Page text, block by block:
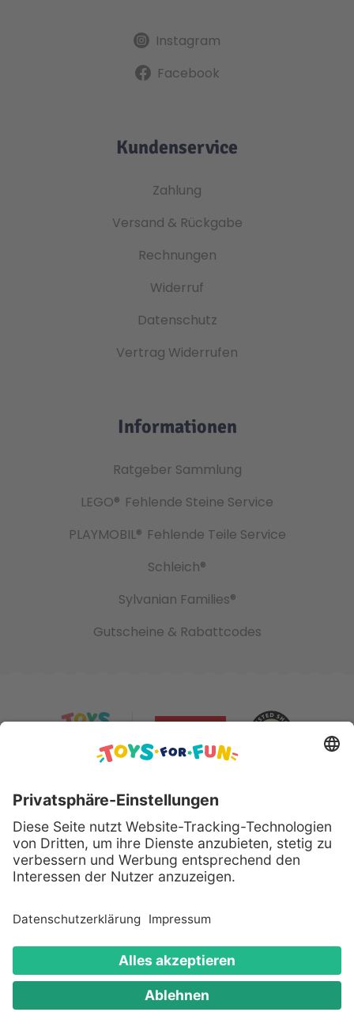
Instagram
Facebook
Kundenservice
Zahlung
Versand & Rückgabe
Rechnungen
Widerruf
Datenschutz
Vertrag Widerrufen
Informationen
Ratgeber Sammlung
LEGO® Fehlende Steine Service
PLAYMOBIL® Fehlende Teile Service
Schleich®
Sylvanian Families®
Gutscheine & Rabattcodes
Sicher bezahlen mit:
Alle genannten Produkte und Logos sind eingetragene
Warenzeichen der jeweiligen Hersteller.
Copyright © 2008 - 2026 Toys for Fun GmbH - Alle
Rechte vorbehalten